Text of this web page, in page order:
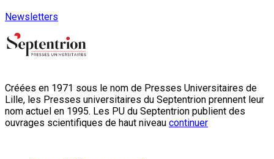
Newsletters
Créées en 1971 sous le nom de Presses Universitaires de
Lille, les Presses universitaires du Septentrion prennent leur
nom actuel en 1995. Les PU du Septentrion publient des
ouvrages scientifiques de haut niveau continuer